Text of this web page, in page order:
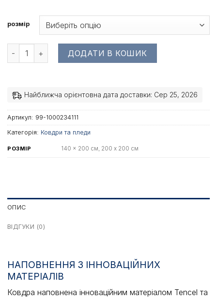
розмір
Ковдра Siena кількістьДОДАТИ В КОШИК
Найближча орієнтовна дата доставки: Сер 25, 2026
Артикул: 99-1000234111
Категорія: Ковдри та пледи
РОЗМІР 140 x 200 см, 200 x 200 см
ОПИС
ВІДГУКИ (0)
НАПОВНЕННЯ З ІННОВАЦІЙНИХ
МАТЕРІАЛІВ
Ковдра наповнена інноваційним матеріалом Tencel та